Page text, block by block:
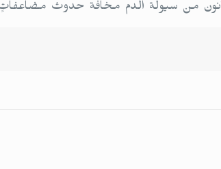
من سيولة الدم مخافة حدوث